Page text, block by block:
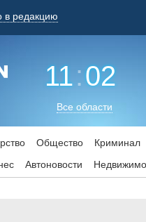
в редакцию
11:02
Все области
Общество
Криминал
Aвтоновости